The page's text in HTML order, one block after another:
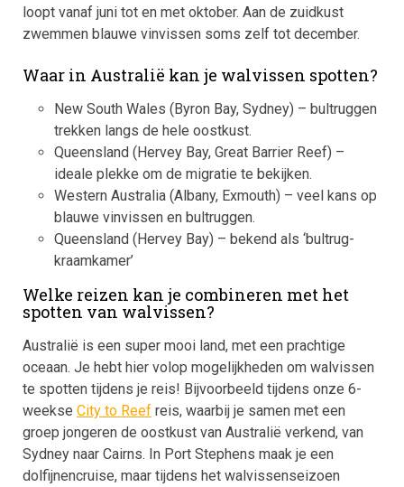
loopt vanaf juni tot en met oktober. Aan de zuidkust
zwemmen blauwe vinvissen soms zelf tot december.
Waar in Australië kan je walvissen spotten?
New South Wales (Byron Bay, Sydney) – bultruggen
trekken langs de hele oostkust.
Queensland (Hervey Bay, Great Barrier Reef) –
ideale plekke om de migratie te bekijken.
Western Australia (Albany, Exmouth) – veel kans op
blauwe vinvissen en bultruggen.
Queensland (Hervey Bay) – bekend als ‘bultrug-
kraamkamer’
Welke reizen kan je combineren met het
spotten van walvissen?
Australië is een super mooi land, met een prachtige
oceaan. Je hebt hier volop mogelijkheden om walvissen
te spotten tijdens je reis! Bijvoorbeeld tijdens onze 6-
weekse City to Reef reis, waarbij je samen met een
groep jongeren de oostkust van Australië verkend, van
Sydney naar Cairns. In Port Stephens maak je een
dolfijnencruise, maar tijdens het walvissenseizoen